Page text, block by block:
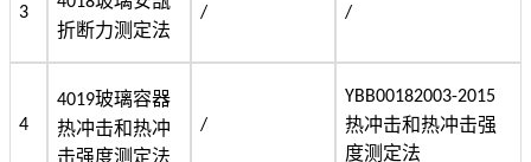
3
折断力测定法
/ /
4
4019玻璃容器
热冲击和热冲
击强度测定法
/
YBB00182003-2015
热冲击和热冲击强
度测定法